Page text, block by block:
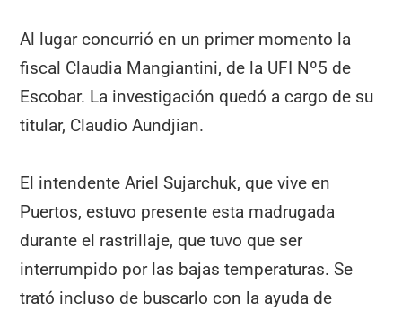
Al lugar concurrió en un primer momento la
fiscal Claudia Mangiantini, de la UFI Nº5 de
Escobar. La investigación quedó a cargo de su
titular, Claudio Aundjian.
El intendente Ariel Sujarchuk, que vive en
Puertos, estuvo presente esta madrugada
durante el rastrillaje, que tuvo que ser
interrumpido por las bajas temperaturas. Se
trató incluso de buscarlo con la ayuda de